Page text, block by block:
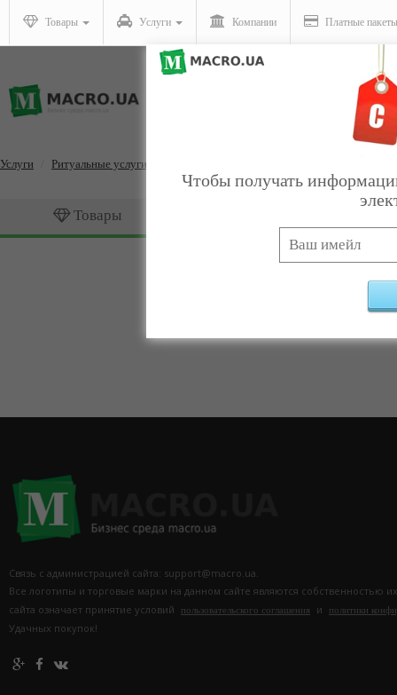
Товары Услуги Компании Платные пакеты
Услуги Ритуальные услуги
Товары
Связь с администрацией сайта: support@macro.ua.
Все логотипы и торговые марки на данном сайте являются собственностью
сайта означает принятие условий
пользовательского соглашения и политики
Удачных покупок!
Чтобы получать